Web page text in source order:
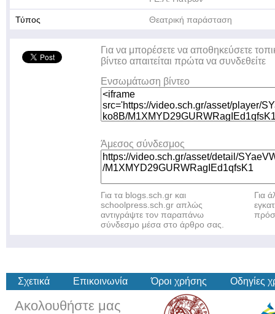
Τύπος Θεατρική παράσταση
Για να μπορέσετε να αποθηκεύσετε
βίντεο απαιτείται πρώτα να συνδεθείτε
Ενσωμάτωση βίντεο
Άμεσος σύνδεσμος
Για τα blogs.sch.gr και
schoolpress.sch.gr απλώς
αντιγράψτε τον παραπάνω
σύνδεσμο μέσα στο άρθρο σας.
Για
Σχετικά Επικοινωνία Όροι χρήσης Οδηγίες
Ακολουθήστε μας